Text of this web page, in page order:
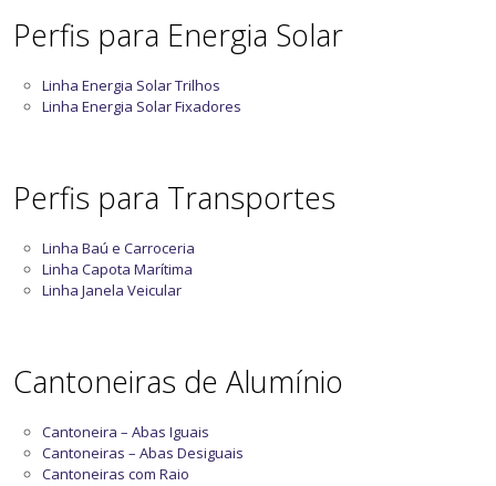
Perfis para Energia Solar
Linha Energia Solar Trilhos
Linha Energia Solar Fixadores
Perfis para Transportes
Linha Baú e Carroceria
Linha Capota Marítima
Linha Janela Veicular
Cantoneiras de Alumínio
Cantoneira – Abas Iguais
Cantoneiras – Abas Desiguais
Cantoneiras com Raio